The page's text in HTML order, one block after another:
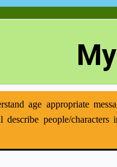
age appropriate
describe people/characters